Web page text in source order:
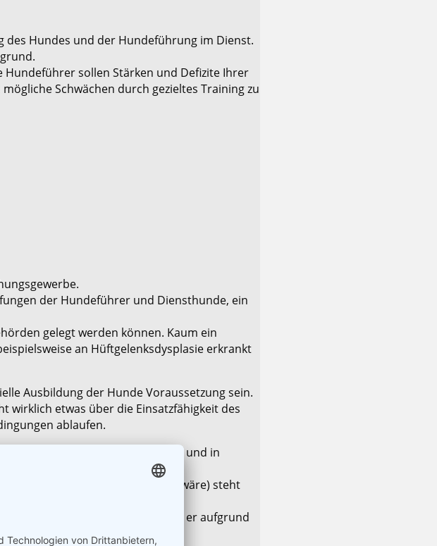
Hundes und der Hundeführung im Dienst.
sollen Stärken und Defizite Ihrer
Schwächen durch gezieltes Training zu
der Hundeführer und Diensthunde, ein
gelegt werden können. Kaum ein
an Hüftgelenksdysplasie erkrankt
Ausbildung der Hunde Voraussetzung sein.
wirklich etwas über die Einsatzfähigkeit des
ablaufen.
mit Tätern ohne Hetzarm und in
(auch wenn er wünschenswert wäre) steht
Täter. Zusätzlich liefert er aufgrund